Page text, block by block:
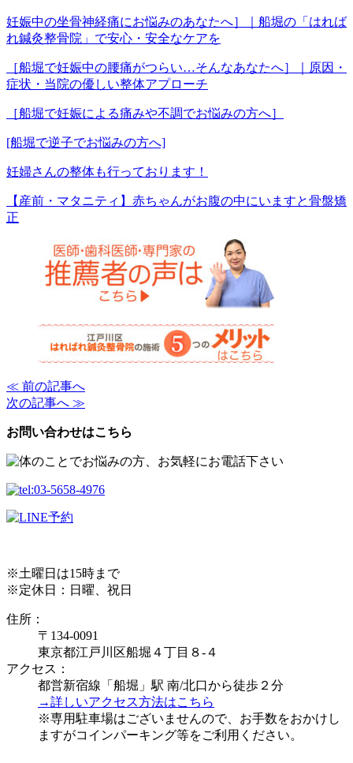
妊娠中の坐骨神経痛にお悩みのあなたへ］｜船堀の「はれば
れ鍼灸整骨院」で安心・安全なケアを
［船堀で妊娠中の腰痛がつらい…そんなあなたへ］｜原因・
症状・当院の優しい整体アプローチ
［船堀で妊娠による痛みや不調でお悩みの方へ］
[船堀で逆子でお悩みの方へ]
妊婦さんの整体も行っております！
【産前・マタニティ】赤ちゃんがお腹の中にいますと骨盤矯
正
≪ 前の記事へ
次の記事へ ≫
お問い合わせはこちら
※土曜日は15時まで
※定休日：日曜、祝日
住所：
〒134-0091
東京都江戸川区船堀４丁目８-４
アクセス：
都営新宿線「船堀」駅 南/北口から徒歩２分
→詳しいアクセス方法はこちら
※専用駐車場はございませんので、お手数をおかけし
ますがコインパーキング等をご利用ください。